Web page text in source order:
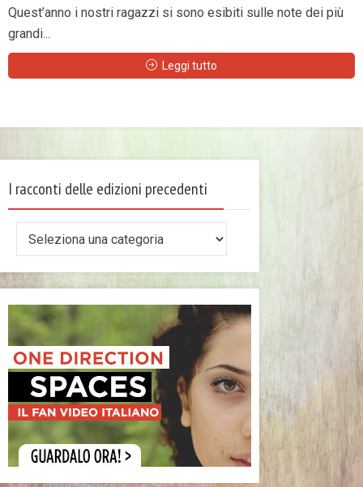
Quest’anno i nostri ragazzi si sono esibiti sulle note dei più
grandi...
Leggi tutto
I racconti delle edizioni precedenti
delle
edizioni
precedenti